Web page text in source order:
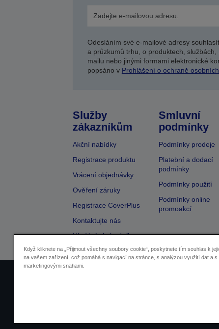
Odesláním své e-mailové adresy
a průzkumů trhu, o produktech,
mailu nebo jinými formami elektronické
popsáno v Prohlášení o ochraně
Služby
zákazníkům
Akční nabídky
Registrace produktu
Vrácení objednávky
Ověření záruky
Registrace CoverPlus
Kontaktujte nás
Hledání obchodníka
Smluvní
podmínky
Podmínky prodeje
Platební a dodací
podmínky
Podmínky použití
Podmínky online
promoakcí
Když kliknete na „Přijmout všechny soubory cookie“, poskytnete tím souhlas k
na vašem zařízení, což pomáhá s navigací na stránce, s analýzou využití dat a s
marketingovými snahami.